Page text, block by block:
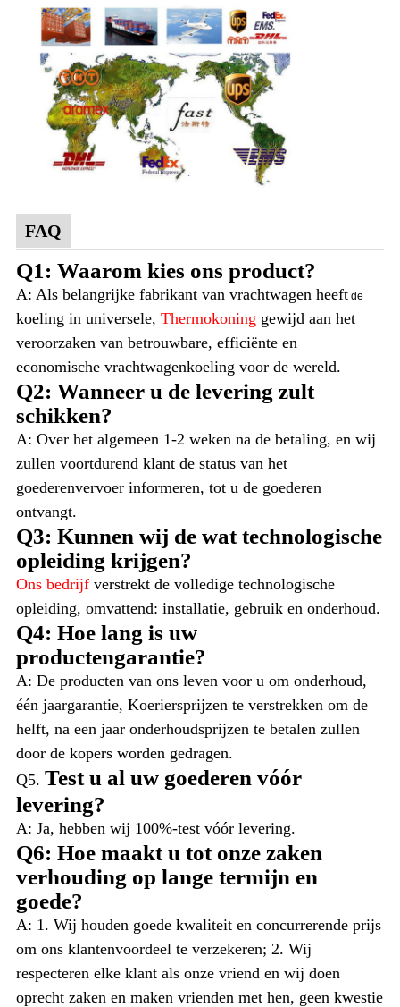
FAQ
Q1: Waarom kies ons product?
A: Als belangrijke fabrikant van vrachtwagen heeftde
koeling in universele, Thermokoning gewijd aan het
veroorzaken van betrouwbare, efficiënte en
economische vrachtwagenkoeling voor de wereld.
Q2: Wanneer u de levering zult
schikken?
A: Over het algemeen 1-2 weken na de betaling, en wij
zullen voortdurend klant de status van het
goederenvervoer informeren, tot u de goederen
ontvangt.
Q3: Kunnen wij de wat technologische
opleiding krijgen?
Ons bedrijf verstrekt de volledige technologische
opleiding, omvattend: installatie, gebruik en onderhoud.
Q4: Hoe lang is uw
productengarantie?
A: De producten van ons leven voor u om onderhoud,
één jaargarantie, Koeriersprijzen te verstrekken om de
helft, na een jaar onderhoudsprijzen te betalen zullen
door de kopers worden gedragen.
Q5. Test u al uw goederen vóór
levering?
A: Ja, hebben wij 100%-test vóór levering.
Q6: Hoe maakt u tot onze zaken
verhouding op lange termijn en
goede?
A: 1. Wij houden goede kwaliteit en concurrerende prijs
om ons klantenvoordeel te verzekeren; 2. Wij
respecteren elke klant als onze vriend en wij doen
oprecht zaken en maken vrienden met hen, geen kwestie